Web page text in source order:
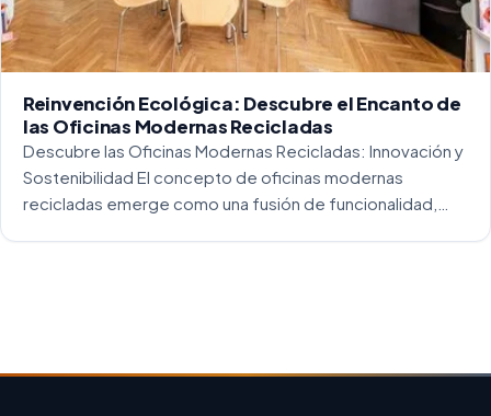
Reinvención Ecológica: Descubre el Encanto de
las Oficinas Modernas Recicladas
Descubre las Oficinas Modernas Recicladas: Innovación y
Sostenibilidad El concepto de oficinas modernas
recicladas emerge como una fusión de funcionalidad,